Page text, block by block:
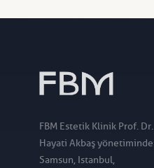
Gönder
FBM Estetik Klinik Prof. Dr.
Hayati Akbaş yönetiminde
Samsun, Istanbul,